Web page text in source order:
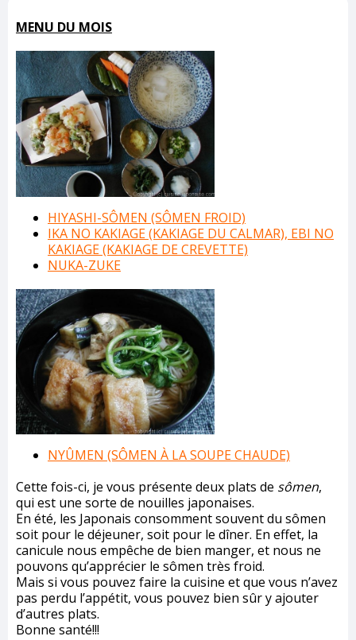
MENU DU MOIS
HIYASHI-SÔMEN (SÔMEN FROID)
IKA NO KAKIAGE (KAKIAGE DU CALMAR), EBI NO
KAKIAGE (KAKIAGE DE CREVETTE)
NUKA-ZUKE
NYÛMEN (SÔMEN À LA SOUPE CHAUDE)
Cette fois-ci, je vous présente deux plats de sômen,
qui est une sorte de nouilles japonaises.
En été, les Japonais consomment souvent du sômen
soit pour le déjeuner, soit pour le dîner. En effet, la
canicule nous empêche de bien manger, et nous ne
pouvons qu’apprécier le sômen très froid.
Mais si vous pouvez faire la cuisine et que vous n’avez
pas perdu l’appétit, vous pouvez bien sûr y ajouter
d’autres plats.
Bonne santé!!!